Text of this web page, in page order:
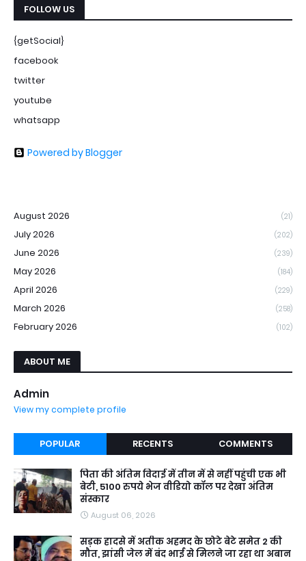
FOLLOW US
{getSocial}
facebook
twitter
youtube
whatsapp
Powered by Blogger
August 2026 (21)
July 2026 (202)
June 2026 (239)
May 2026 (184)
April 2026 (229)
March 2026 (258)
February 2026 (102)
ABOUT ME
Admin
View my complete profile
POPULAR RECENTS COMMENTS
पिता की अंतिम विदाई में तीन में से नहीं पहुंची एक भी
बेटी, 5100 रुपये भेज वीडियो कॉल पर देखा अंतिम
संस्कार
August 06, 2026
सड़क हादसे में अतीक अहमद के छोटे बेटे समेत 2 की
मौत, झांसी जेल में बंद भाई से मिलने जा रहा था अबान